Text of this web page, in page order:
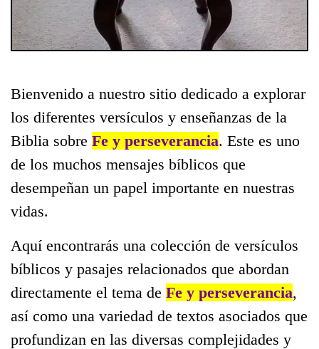
Bienvenido a nuestro sitio dedicado a explorar
los diferentes versículos y enseñanzas de la
Biblia sobre Fe y perseverancia. Este es uno
de los muchos mensajes bíblicos que
desempeñan un papel importante en nuestras
vidas.
Aquí encontrarás una colección de versículos
bíblicos y pasajes relacionados que abordan
directamente el tema de Fe y perseverancia,
así como una variedad de textos asociados que
profundizan en las diversas complejidades y